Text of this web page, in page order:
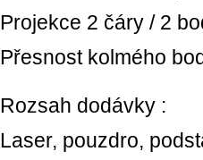
Projekce 2 čáry / 2
Přesnost kolmého
Rozsah dodávky :
Laser, pouzdro,